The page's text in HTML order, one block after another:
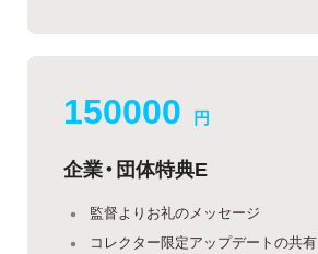
150000 円
企業・団体特典E
監督よりお礼のメッセージ
コレクター限定アップデートの共有